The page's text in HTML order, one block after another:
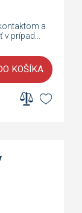
a
prípad...
KOŠÍKA